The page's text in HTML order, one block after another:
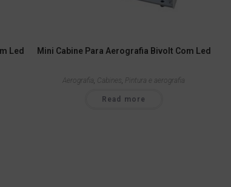
Led
Mini Cabine Para Aerografia Bivolt Com Led
Aerografia, Cabines, Pintura e aerografia
Read more